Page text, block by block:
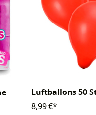
Luftballons 50
8,99 €*